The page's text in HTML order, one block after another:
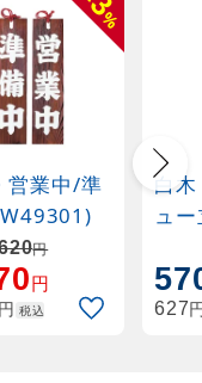
%
営業中/準
中 (W49301)
円
円
円 税込
白
ュ
627